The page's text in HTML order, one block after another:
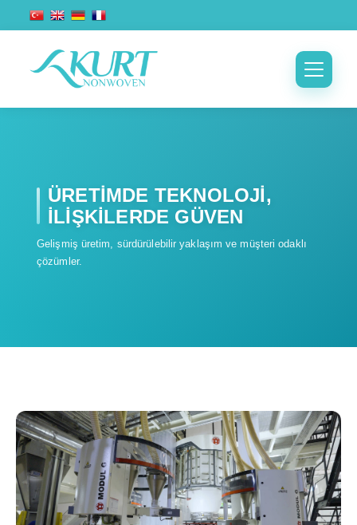
ÜRETİMDE TEKNOLOJİ,
İLİŞKİLERDE GÜVEN
Gelişmiş üretim, sürdürülebilir yaklaşım ve müşteri odaklı
çözümler.